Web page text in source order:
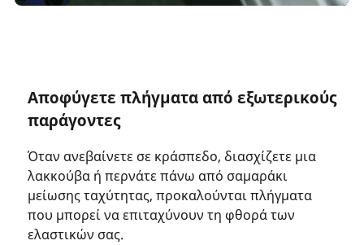
Αποφύγετε πλήγματα από εξωτερικούς
παράγοντες
Όταν ανεβαίνετε σε κράσπεδο, διασχίζετε μια
λακκούβα ή περνάτε πάνω από σαμαράκι
μείωσης ταχύτητας, προκαλούνται πλήγματα
που μπορεί να επιταχύνουν τη φθορά των
ελαστικών σας.